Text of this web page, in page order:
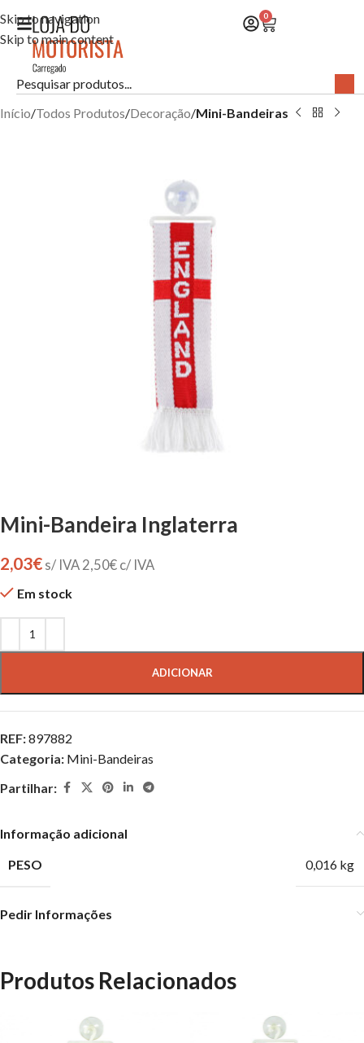
Skip to navigation
Skip to main content
0
Início Todos Produtos Decoração Mini-Bandeiras
Mini-Bandeira Inglaterra
2,03€ s/ IVA 2,50€ c/ IVA
Em stock
ADICIONAR
REF:897882
Categoria: Mini-Bandeiras
Partilhar:
Informação adicional
PESO
0,016 kg
Pedir Informações
Produtos Relacionados